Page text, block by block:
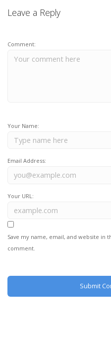
Leave a Reply
Comment:
Your Name:
Email Address:
Your URL:
Save my name, email, and website in
comment.